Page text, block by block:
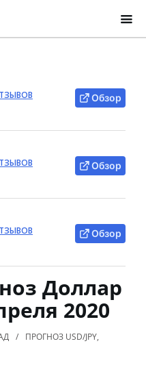
Обзор
Обзор
Обзор
Доллар
2020
ПРОГНОЗ USD/JPY,